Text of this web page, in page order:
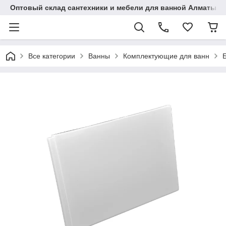
Оптовый склад сантехники и мебели для ванной Алматы •
Все категории Ванны Комплектующие для ванн